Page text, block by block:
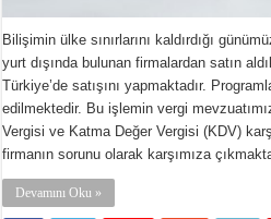
Bilişimin ülke sınırlarını kaldırdığı
yurt dışında bulunan firmalardan satın
Türkiye’de satışını yapmaktadır.
edilmektedir. Bu işlemin vergi
Vergisi ve Katma Değer Vergisi (KDV)
firmanın sorunu olarak karşımıza
Devamını Oku »